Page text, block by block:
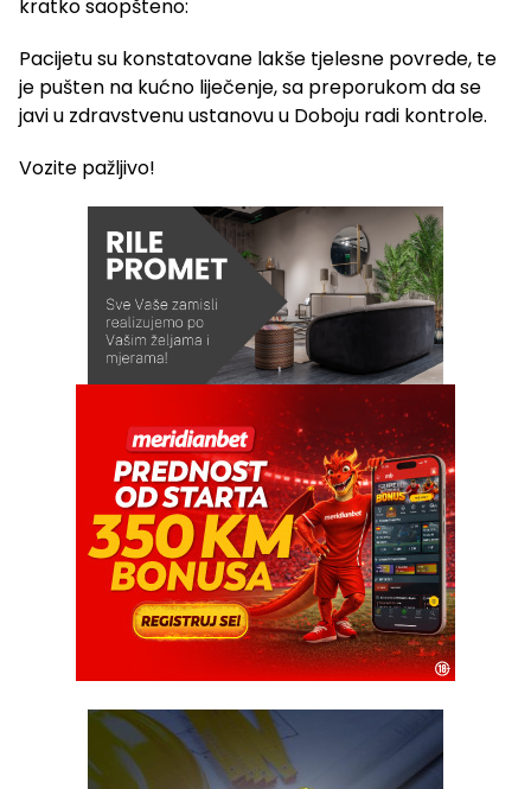
kratko saopšteno:
Pacijetu su konstatovane lakše tjelesne povrede, te
je pušten na kućno liječenje, sa preporukom da se
javi u zdravstvenu ustanovu u Doboju radi kontrole.
Vozite pažljivo!